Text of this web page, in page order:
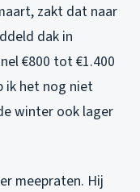
zakt dat naar
dak in
€800 tot €1.400
ik het nog niet
winter ook lager
meepraten. Hij